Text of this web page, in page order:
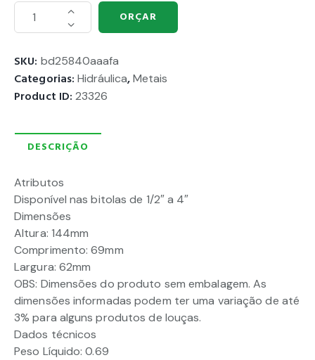
ORÇAR
SKU: bd25840aaafa
Categorias:Hidráulica,Metais
Product ID:23326
DESCRIÇÃO
Atributos
Disponível nas bitolas de 1/2″ a 4″
Dimensões
Altura: 144mm
Comprimento: 69mm
Largura: 62mm
OBS: Dimensões do produto sem embalagem. As
dimensões informadas podem ter uma variação de até
3% para alguns produtos de louças.
Dados técnicos
Peso Líquido: 0.69